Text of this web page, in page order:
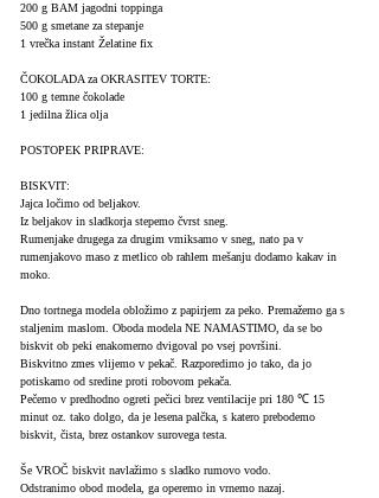
200 g BAM jagodni toppinga
500 g smetane za stepanje
1 vrečka instant Želatine fix
ČOKOLADA za OKRASITEV TORTE:
100 g temne čokolade
1 jedilna žlica olja
POSTOPEK PRIPRAVE:
BISKVIT:
Jajca ločimo od beljakov.
Iz beljakov in sladkorja stepemo čvrst sneg.
Rumenjake drugega za drugim vmiksamo v sneg, nato pa v
rumenjakovo maso z metlico ob rahlem mešanju dodamo kakav in
moko.
Dno tortnega modela obložimo z papirjem za peko. Premažemo ga s
staljenim maslom. Oboda modela NE NAMASTIMO, da se bo
biskvit ob peki enakomerno dvigoval po vsej površini.
Biskvitno zmes vlijemo v pekač. Razporedimo jo tako, da jo
potiskamo od sredine proti robovom pekača.
Pečemo v predhodno ogreti pečici brez ventilacije pri 180 ℃ 15
minut oz. tako dolgo, da je lesena palčka, s katero prebodemo
biskvit, čista, brez ostankov surovega testa.
Še VROČ biskvit navlažimo s sladko rumovo vodo.
Odstranimo obod modela, ga operemo in vrnemo nazaj.